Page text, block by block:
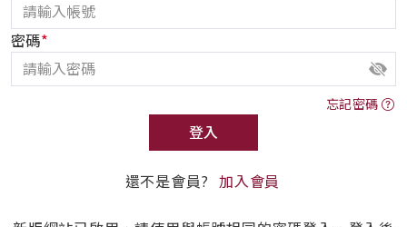
密碼*
忘記密碼
登入
還不是會員? 加入會員